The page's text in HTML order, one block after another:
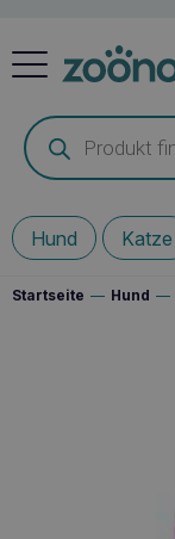
Products
search
Hund Katze
Startseite — Hund —